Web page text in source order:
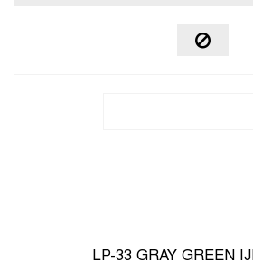
LP-33 GRAY GREEN